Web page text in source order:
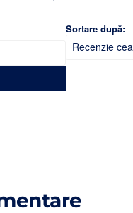
Sortare după: